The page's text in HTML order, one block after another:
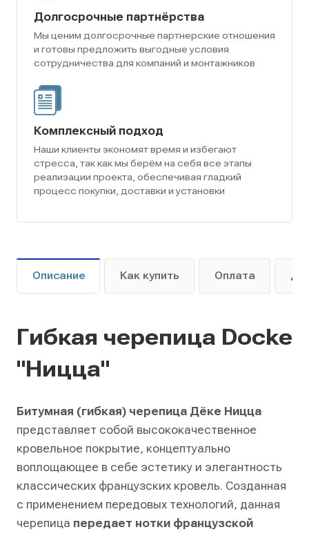
Долгосрочные партнёрства
Мы ценим долгосрочные партнерские отношения
и готовы предложить выгодные условия
сотрудничества для компаний и монтажников
Комплексный подход
Наши клиенты экономят время и избегают
стресса, так как мы берём на себя все этапы
реализации проекта, обеспечивая гладкий
процесс покупки, доставки и установки
Описание Как купить Оплата
Гибкая черепица Docke
"Ницца"
Битумная (гибкая) черепица Дёке Ницца
представляет собой высококачественное
кровельное покрытие, концептуально
воплощающее в себе эстетику и элегантность
классических французских кровель. Созданная
с применением передовых технологий, данная
черепица передает нотки французской